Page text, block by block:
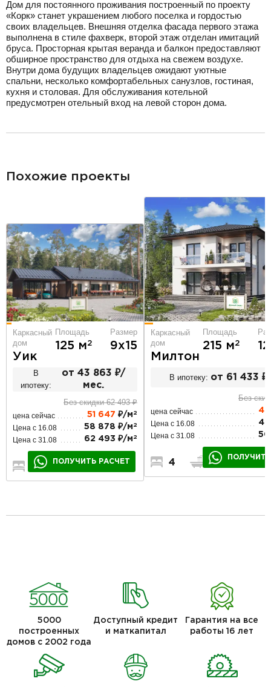
Дом для постоянного проживания построенный по проекту
«Корк» станет украшением любого поселка и гордостью
своих владельцев. Внешняя отделка фасада первого этажа
выполнена в стиле фахверк, второй этаж отделан имитаций
бруса. Просторная крытая веранда и балкон предоставляют
обширное пространство для отдыха на свежем воздухе.
Внутри дома будущих владельцев ожидают уютные
спальни, несколько комфортабельных санузлов, гостиная,
кухня и столовая. Для обслуживания котельной
предусмотрен отельный вход на левой сторон дома.
Похожие проекты
Каркасный
дом
Уик
Площадь
125 м2
Размер
9х15
В
ипотеку:
от 43 863 ₽/
мес.
Без скидки 62 493 ₽
цена сейчас 51 647 ₽/м 2
Цена с 16.08 58 878 ₽/м 2
Цена с 31.08 62 493 ₽/м 2
3
ПОЛУЧИТЬ РАСЧЕТ
Каркасный
дом
Милтон
Площадь
215 м2
В ипотеку: от 61 433
Без
цена сейчас
Цена с 16.08
Цена с 31.08
4 3
5000
построенных
домов с 2002 года
Доступный кредит
и маткапитал
Гарантия на все
работы 16 лет